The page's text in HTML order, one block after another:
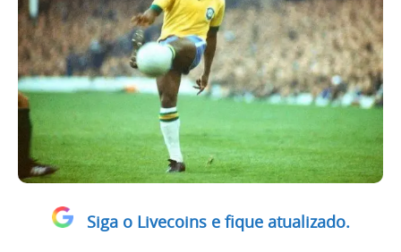
Siga o Livecoins e fique atualizado.